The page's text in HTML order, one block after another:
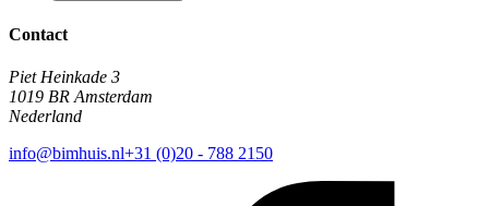
Contact
Piet Heinkade 3
1019 BR Amsterdam
Nederland
info@bimhuis.nl+31 (0)20 - 788 2150